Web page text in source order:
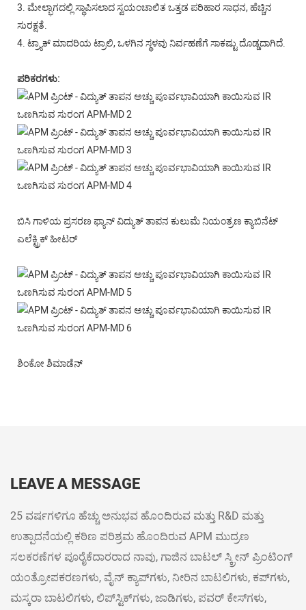
3. ಮೇಲ್ಭಾಗದಲ್ಲಿ ಸ್ಥಾಪಿಸಲಾದ ಸ್ವಯಂಚಾಲಿತ ಒತ್ತಡ ಪರಿಹಾರ ಸಾಧನ, ಹೆಚ್ಚಿನ
ಸುರಕ್ಷತೆ.
4. ಟ್ರ್ಯಾಕ್ ಮಾದರಿಯ ಟ್ರಾಲಿ, ಒಳಗಿನ ಸ್ಥಳವು ನಿರ್ವಹಣೆಗೆ ಸಾಕಷ್ಟು ದೊಡ್ಡದಾಗಿದೆ.
ಪರಿಕರಗಳು:
ಬಿಸಿ ಗಾಳಿಯ ಪ್ರಸರಣ ಫ್ಯಾನ್ ವಿದ್ಯುತ್ ತಾಪನ ಕುಲುಮೆ ನಿಯಂತ್ರಣ ಕ್ಯಾಬಿನೆಟ್
ಎಲೆಕ್ಟ್ರಿಕ್ ಹೀಟರ್
ಶಿಂಕೋ ಶಿಮಾಡೆನ್
LEAVE A MESSAGE
25 ವರ್ಷಗಳಿಗೂ ಹೆಚ್ಚು ಅನುಭವ ಹೊಂದಿರುವ ಮತ್ತು R&D ಮತ್ತು
ಉತ್ಪಾದನೆಯಲ್ಲಿ ಕಠಿಣ ಪರಿಶ್ರಮ ಹೊಂದಿರುವ APM ಮುದ್ರಣ
ಸಲಕರಣೆಗಳ ಪೂರೈಕೆದಾರರಾದ ನಾವು, ಗಾಜಿನ ಬಾಟಲ್ ಸ್ಕ್ರೀನ್ ಪ್ರಿಂಟಿಂಗ್
ಯಂತ್ರೋಪಕರಣಗಳು, ವೈನ್ ಕ್ಯಾಪ್‌ಗಳು, ನೀರಿನ ಬಾಟಲಿಗಳು, ಕಪ್‌ಗಳು,
ಮಸ್ಕರಾ ಬಾಟಲಿಗಳು, ಲಿಪ್‌ಸ್ಟಿಕ್‌ಗಳು, ಜಾಡಿಗಳು, ಪವರ್ ಕೇಸ್‌ಗಳು,